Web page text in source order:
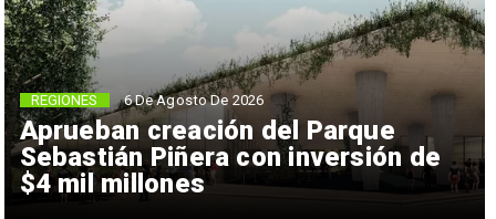
Aprueban creación del Parque
Sebastián Piñera con inversión de
$4 mil millones
REGIONES 6 De Agosto De 2026